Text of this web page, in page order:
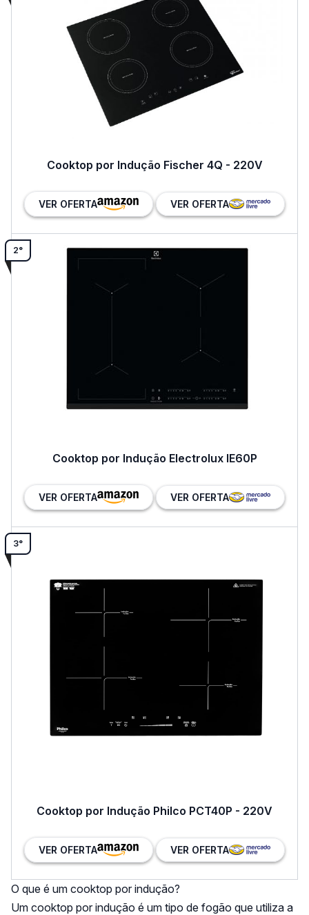
Cooktop por Indução Fischer 4Q - 220V
VER OFERTA VER OFERTA
2°
Cooktop por Indução Electrolux IE60P
VER OFERTA VER OFERTA
3°
Cooktop por Indução Philco PCT40P - 220V
VER OFERTA VER OFERTA
O que é um cooktop por indução?
Um cooktop por indução é um tipo de fogão que utiliza a